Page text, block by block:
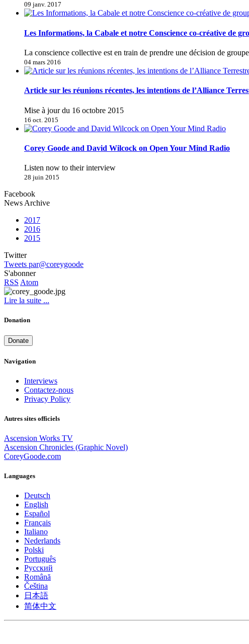
09 janv. 2017
Les Informations, la Cabale et notre Conscience co-créative de
La conscience collective est en train de prendre une décision de
04 mars 2016
Article sur les réunions récentes, les intentions de l’Alliance
Mise à jour du 16 octobre 2015
16 oct. 2015
Corey Goode and David Wilcock on Open Your Mind Radio
Listen now to their interview
28 juin 2015
Facebook
News Archive
2017
2016
2015
Twitter
Tweets par@coreygoode
S'abonner
RSS Atom
Lire la suite ...
Donation
Donate
Navigation
Interviews
Contactez-nous
Privacy Policy
Autres sites officiels
Ascension Works TV
Ascension Chronicles (Graphic Novel)
CoreyGoode.com
Languages
Deutsch
English
Español
Français
Italiano
Nederlands
Polski
Português
Pусский
Română
Čeština
日本語
简体中文